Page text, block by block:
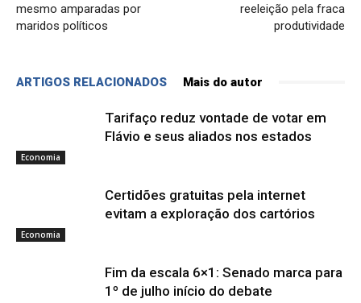
mesmo amparadas por
maridos políticos
reeleição pela fraca
produtividade
ARTIGOS RELACIONADOS Mais do autor
Economia
Tarifaço reduz vontade de votar em
Flávio e seus aliados nos estados
Economia
Certidões gratuitas pela internet
evitam a exploração dos cartórios
Fim da escala 6×1: Senado marca para
1º de julho início do debate